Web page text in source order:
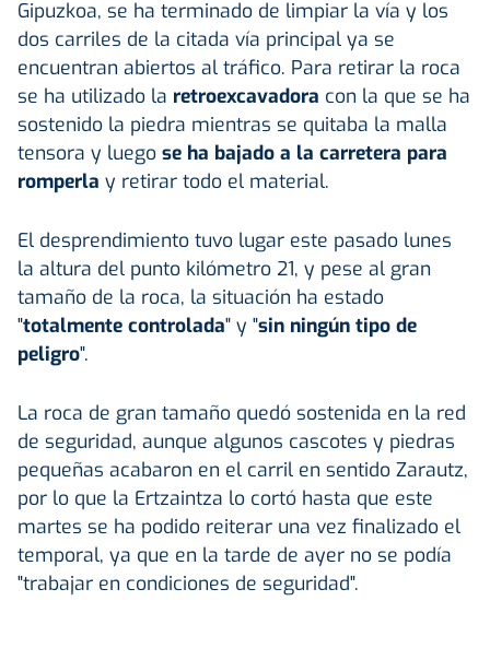
Gipuzkoa, se ha terminado de limpiar la vía y los
dos carriles de la citada vía principal ya se
encuentran abiertos al tráfico. Para retirar la roca
se ha utilizado la retroexcavadora con la que se ha
sostenido la piedra mientras se quitaba la malla
tensora y luego se ha bajado a la carretera para
romperla y retirar todo el material.
El desprendimiento tuvo lugar este pasado lunes
la altura del punto kilómetro 21, y pese al gran
tamaño de la roca, la situación ha estado
"totalmente controlada" y "sin ningún tipo de
peligro".
La roca de gran tamaño quedó sostenida en la red
de seguridad, aunque algunos cascotes y piedras
pequeñas acabaron en el carril en sentido Zarautz,
por lo que la Ertzaintza lo cortó hasta que este
martes se ha podido reiterar una vez finalizado el
temporal, ya que en la tarde de ayer no se podía
"trabajar en condiciones de seguridad".